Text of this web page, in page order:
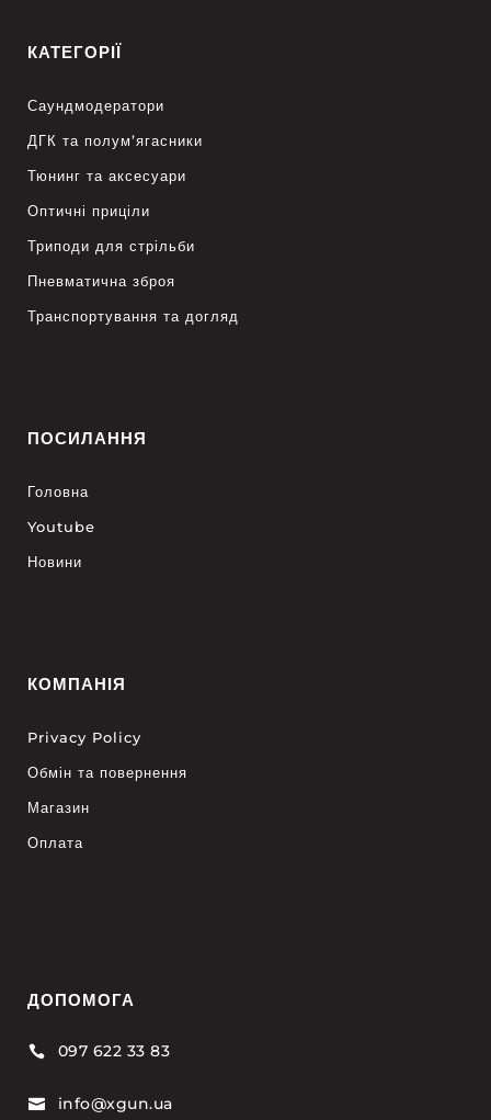
КАТЕГОРІЇ
Саундмодератори
ДГК та полум’ягасники
Тюнинг та аксесуари
Оптичні приціли
Триподи для стрільби
Пневматична зброя
Транспортування та догляд
ПОСИЛАННЯ
Головна
Youtube
Новини
КОМПАНІЯ
Privacy Policy
Обмін та повернення
Магазин
Оплата
ДОПОМОГА
 097 622 33 83
 info@xgun.ua